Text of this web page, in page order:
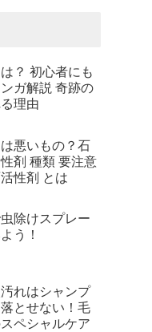
？ 初心者にも
ガ解説 奇跡の
理由
悪いもの？石
剤 種類 要注意
性剤 とは
除けスプレー
う！
れはシャンプ
とせない！毛
ペシャルケア